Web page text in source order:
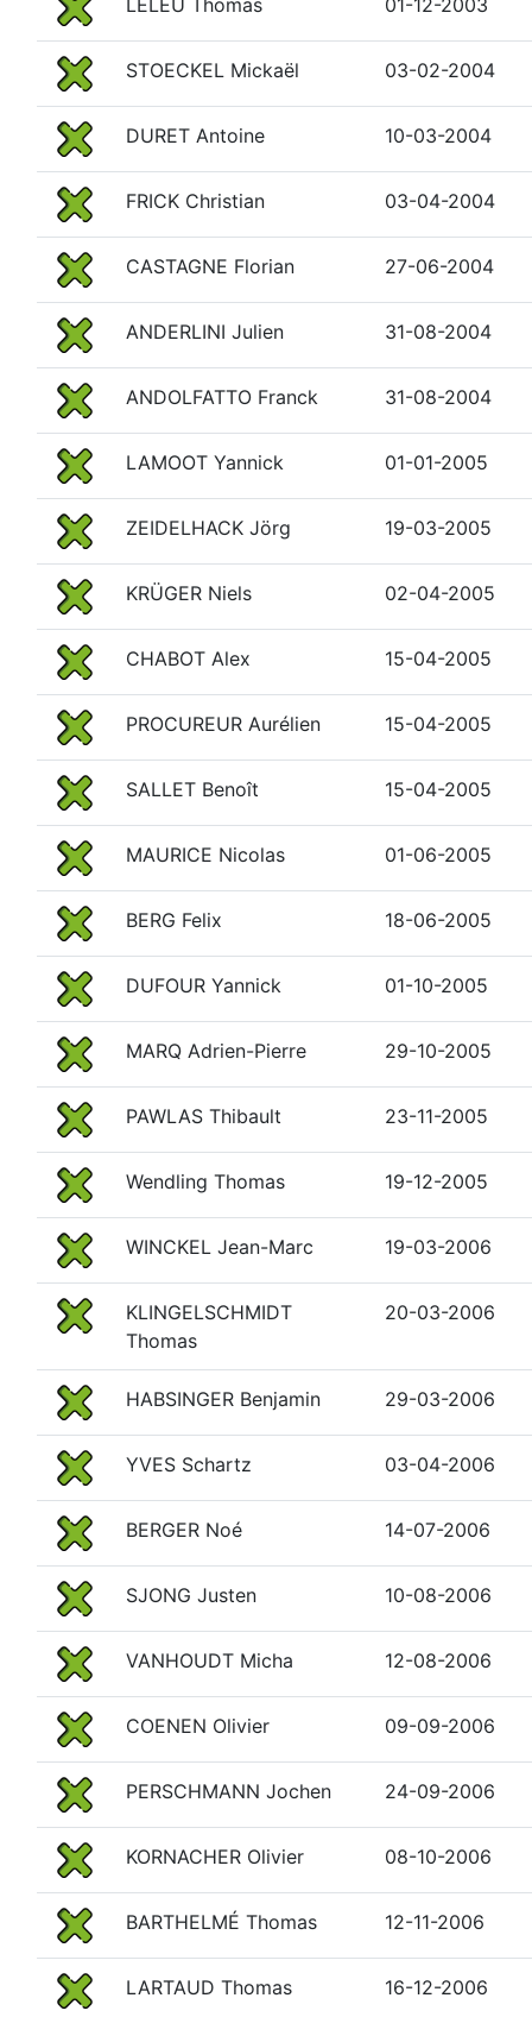
LELEU Thomas 01-12-2003
STOECKEL Mickaël 03-02-2004
DURET Antoine 10-03-2004
FRICK Christian 03-04-2004
CASTAGNE Florian 27-06-2004
ANDERLINI Julien 31-08-2004
ANDOLFATTO Franck 31-08-2004
LAMOOT Yannick 01-01-2005
ZEIDELHACK Jörg 19-03-2005
KRÜGER Niels 02-04-2005
CHABOT Alex 15-04-2005
PROCUREUR Aurélien 15-04-2005
SALLET Benoît 15-04-2005
MAURICE Nicolas 01-06-2005
BERG Felix 18-06-2005
DUFOUR Yannick 01-10-2005
MARQ Adrien-Pierre 29-10-2005
PAWLAS Thibault 23-11-2005
Wendling Thomas 19-12-2005
WINCKEL Jean-Marc 19-03-2006
KLINGELSCHMIDT
Thomas
20-03-2006
HABSINGER Benjamin 29-03-2006
YVES Schartz 03-04-2006
BERGER Noé 14-07-2006
SJONG Justen 10-08-2006
VANHOUDT Micha 12-08-2006
COENEN Olivier 09-09-2006
PERSCHMANN Jochen 24-09-2006
KORNACHER Olivier 08-10-2006
BARTHELMÉ Thomas 12-11-2006
LARTAUD Thomas 16-12-2006